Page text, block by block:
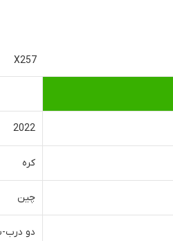
X257
2022
کره
چین
دو درب-